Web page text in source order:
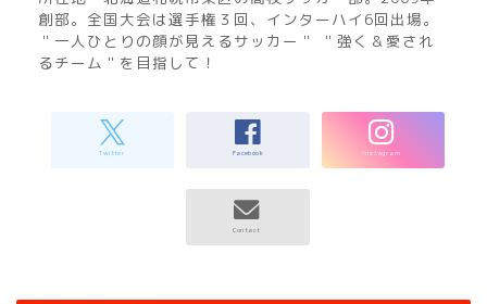
創部。全国大会は選手権３回、インターハイ6回出場。
＂一人ひとりの顔が見えるサッカー＂ ＂強く＆愛され
るチーム＂を目指して！